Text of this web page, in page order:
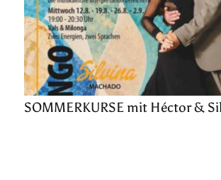
SOMMERKURSE mit Héctor &